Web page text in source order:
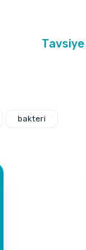
bakteri